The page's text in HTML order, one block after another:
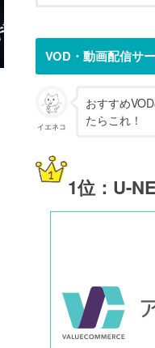
VOD・動画配信サ
イエネコ
おすすめ
たらこれ！
1位：U-